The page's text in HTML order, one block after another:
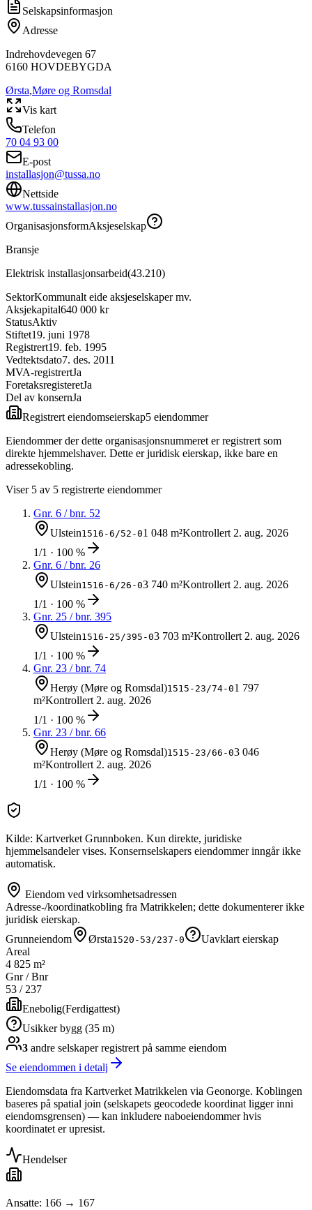
Selskapsinformasjon
Adresse
Indrehovdevegen 67
6160 HOVDEBYGDA
Ørsta,Møre og Romsdal
Vis kart
Telefon
70 04 93 00
E-post
installasjon@tussa.no
Nettside
www.tussainstallasjon.no
OrganisasjonsformAksjeselskap
Bransje
Elektrisk installasjonsarbeid(43.210)
SektorKommunalt eide aksjeselskaper mv.
Aksjekapital640 000 kr
StatusAktiv
Stiftet19. juni 1978
Registrert19. feb. 1995
Vedtektsdato7. des. 2011
MVA-registrertJa
ForetaksregisteretJa
Del av konsernJa
Registrert eiendomseierskap5 eiendommer
Eiendommer der dette organisasjonsnummeret er registrert som
direkte hjemmelshaver. Dette er juridisk eierskap, ikke bare en
adressekobling.
Viser 5 av 5 registrerte eiendommer
Gnr. 6 / bnr. 52
Ulstein1516-6/52-01 048 m²Kontrollert2. aug. 2026
1/1 · 100 %
Gnr. 6 / bnr. 26
Ulstein1516-6/26-03 740 m²Kontrollert2. aug. 2026
1/1 · 100 %
Gnr. 25 / bnr. 395
Ulstein1516-25/395-03 703 m²Kontrollert2. aug. 2026
1/1 · 100 %
Gnr. 23 / bnr. 74
Herøy (Møre og Romsdal)1515-23/74-01 797
m²Kontrollert2. aug. 2026
1/1 · 100 %
Gnr. 23 / bnr. 66
Herøy (Møre og Romsdal)1515-23/66-03 046
m²Kontrollert2. aug. 2026
1/1 · 100 %
Kilde: Kartverket Grunnboken. Kun direkte, juridiske
hjemmelsandeler vises. Konsernselskapers eiendommer inngår ikke
automatisk.
Eiendom ved virksomhetsadressen
Adresse-/koordinatkobling fra Matrikkelen; dette dokumenterer ikke
juridisk eierskap.
Grunneiendom
Ørsta1520-53/237-0
Uavklart eierskap
Areal
4 825 m²
Gnr / Bnr
53 /237
Enebolig(Ferdigattest)
Usikker bygg (35 m)
3 andre selskaperregistrert på samme eiendom
Se eiendommen i detalj
Eiendomsdata fra Kartverket Matrikkelen via Geonorge. Koblingen
baseres på spatial join (selskapets geocodede koordinat ligger inni
eiendomsgrensen) — kan inkludere naboeiendommer hvis
koordinatet er upresist.
Hendelser
Ansatte: 166 → 167